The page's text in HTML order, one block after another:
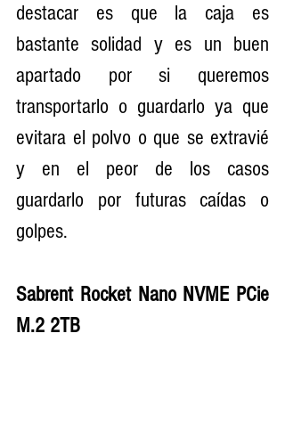
destacar es que la caja es
bastante solidad y es un buen
apartado por si queremos
transportarlo o guardarlo ya que
evitara el polvo o que se extravié
y en el peor de los casos
guardarlo por futuras caídas o
golpes.
Sabrent Rocket Nano NVME PCie
M.2 2TB